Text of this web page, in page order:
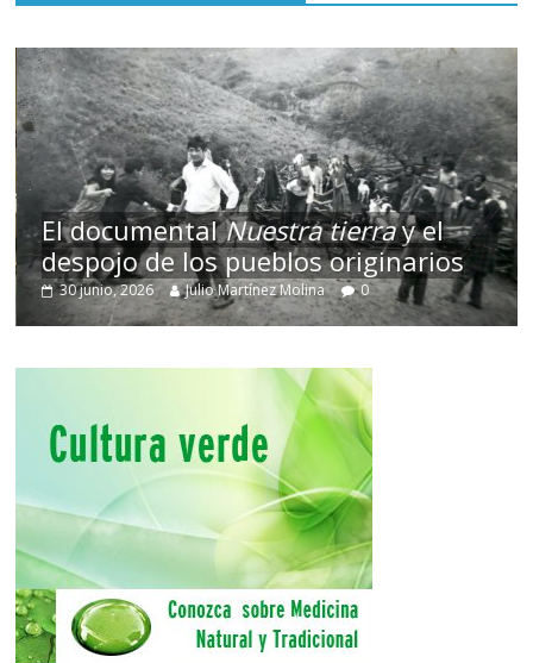
El documentalNuestra tierray el
despojo de los pueblos originarios
30 junio, 2026 Julio Martínez Molina 0